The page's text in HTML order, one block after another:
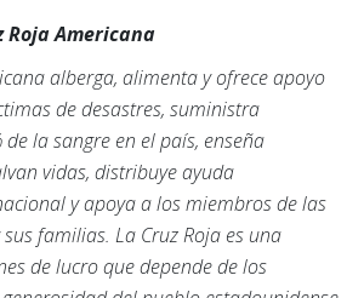
Roja Americana
alberga, alimenta y ofrece apoyo
de desastres, suministra
la sangre en el país, enseña
vidas, distribuye ayuda
y apoya a los miembros de las
familias. La Cruz Roja es una
de lucro que depende de los